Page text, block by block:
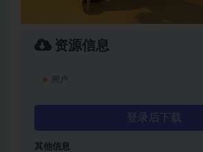
资源信息
用户
登录后下载
其他信息